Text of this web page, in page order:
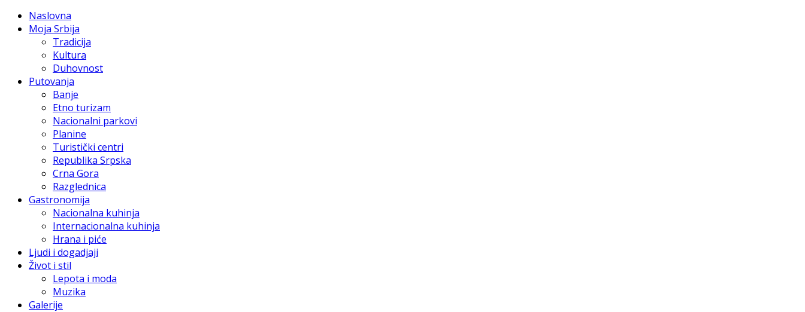
Naslovna
Moja Srbija
Tradicija
Kultura
Duhovnost
Putovanja
Banje
Etno turizam
Nacionalni parkovi
Planine
Turistički centri
Republika Srpska
Crna Gora
Razglednica
Gastronomija
Nacionalna kuhinja
Internacionalna kuhinja
Hrana i piće
Ljudi i dogadjaji
Život i stil
Lepota i moda
Muzika
Galerije